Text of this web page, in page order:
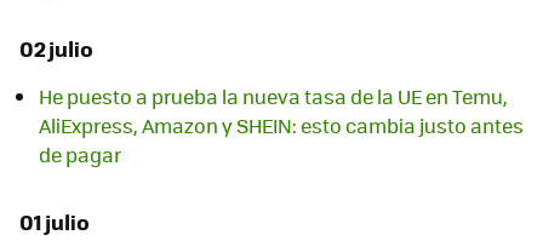
02 julio
He puesto a prueba la nueva tasa de la UE en Temu,
AliExpress, Amazon y SHEIN: esto cambia justo antes
de pagar
01 julio